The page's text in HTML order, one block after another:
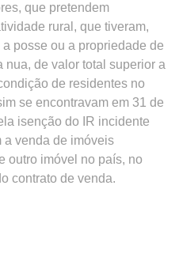
que pretendem
rural, que tiveram,
posse ou a propriedade de
nua, de valor total superior a
de residentes no
se encontravam em 31 de
isenção do IR incidente
a venda de imóveis
outro imóvel no país, no
contrato de venda.